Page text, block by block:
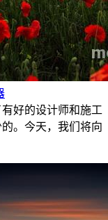
好的设计师和施工
。今天，我们将向